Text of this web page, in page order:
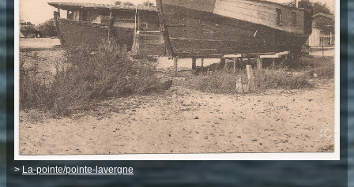
> La-pointe/pointe-lavergne